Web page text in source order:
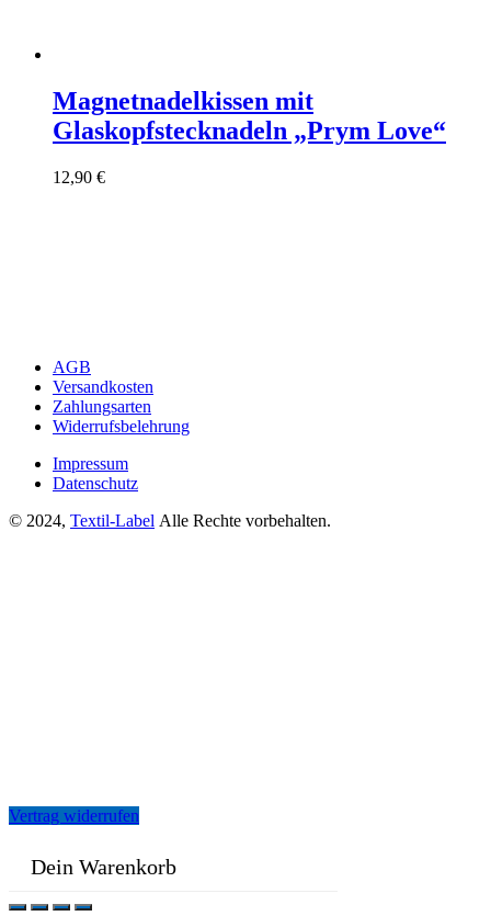
Magnetnadelkissen mit
Glaskopfstecknadeln „Prym Love“
12,90 €
AGB
Versandkosten
Zahlungsarten
Widerrufsbelehrung
Impressum
Datenschutz
© 2024, Textil-Label Alle Rechte vorbehalten.
Vertrag widerrufen
Dein Warenkorb